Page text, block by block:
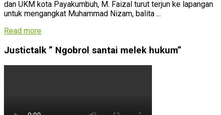
dan UKM kota Payakumbuh, M. Faizal turut terjun ke lapangan
untuk mengangkat Muhammad Nizam, balita ...
Read more
Justictalk ” Ngobrol santai melek hukum”